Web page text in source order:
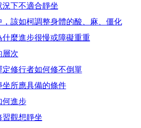
況下不適合靜坐
，該如柯調整身體的酸、麻、僵化
什麼進步很慢或障礙重重
層次
定修行者如何修不倒單
坐所應具備的條件
何進步
習觀想靜坐